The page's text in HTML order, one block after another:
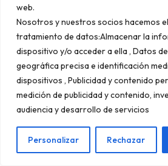
web.
Nosotros y nuestros socios hacemos
tratamiento de datos:Almacenar la
dispositivo y/o acceder a ella , Datos
geográfica precisa e identificación
dispositivos , Publicidad y contenido
medición de publicidad y contenido,
audiencia y desarrollo de servicios
Personalizar Rechazar
interacción como señales de
relevancia del contenido.
sugiere que tu sitio satisface
de los usuarios, lo que puede
considerablemente tus
resultados de búsqueda.
Cómo calcular las sesiones